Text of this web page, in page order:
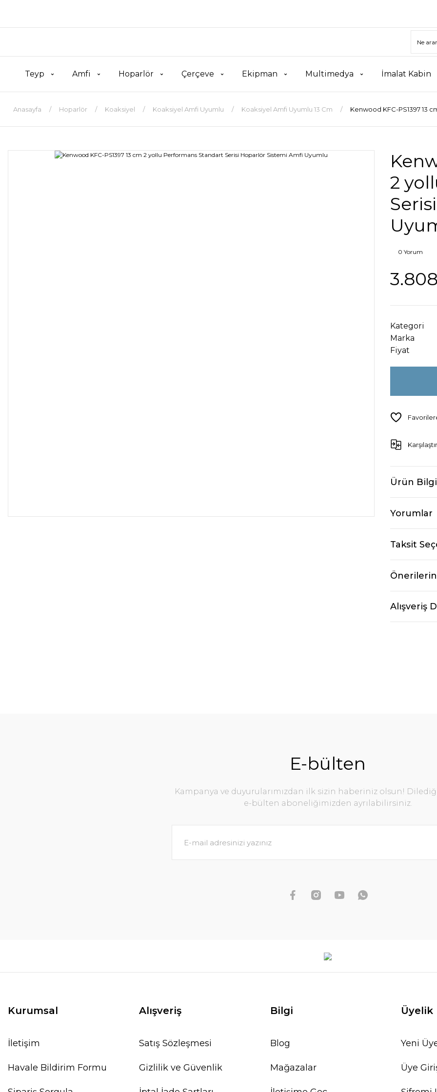
Teyp Amfi Hoparlör Çerçeve Ekipman Multimedya İmalat Kabin
Anasayfa Hoparlör Koaksiyel Koaksiyel Amfi Uyumlu Koaksiyel Amfi Uyumlu 13 Cm Kenwood KFC-PS1397 13
2
0 Yorum
Kategori
Marka
Fiyat
Karşılaştır
Ürün
Yorumlar
Taksit
Alışveriş
E-bülten
Kampanya ve duyurularımızdan ilk sizin haberiniz olsun!
e-bülten aboneliğimizden ayrılabilirsiniz.
Kurumsal
İletişim
Havale Bildirim Formu
Alışveriş
Satış Sözleşmesi
Gizlilik ve Güvenlik
Bilgi
Blog
Mağazalar
Üyelik
Yeni
Üye